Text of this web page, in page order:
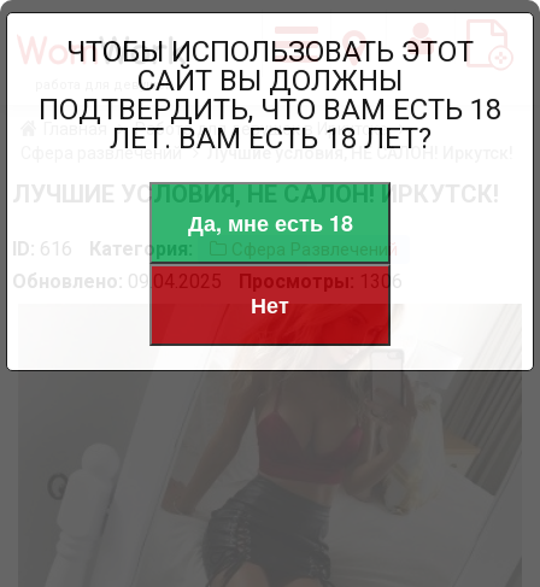
работа для девушек
Главная
Работа для девушек в Иркутске
Сфера развлечений
Лучшие условия, НЕ САЛОН! Иркутск!
ЛУЧШИЕ УСЛОВИЯ, НЕ САЛОН! ИРКУТСК!
ID: 616 Категория: Сфера Развлечений
Обновлено: 09.04.2025 Просмотры: 1306
ЧТОБЫ ИСПОЛЬЗОВАТЬ ЭТОТ
САЙТ ВЫ ДОЛЖНЫ
ПОДТВЕРДИТЬ, ЧТО ВАМ ЕСТЬ 18
ЛЕТ. ВАМ ЕСТЬ 18 ЛЕТ?
Да, мне есть 18
Нет